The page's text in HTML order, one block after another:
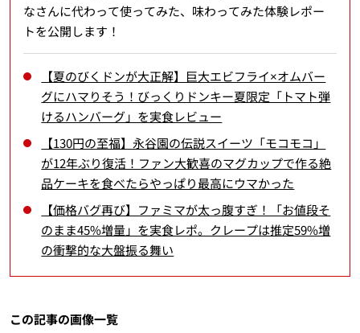
なさんに代わって使ってみた、味わってみた体験レポー
トを公開します！
【夏のびくドンが大正解】巨大エビフライ×オムバー
グにハマりそう！びっくりドンキー夏限定「トマト弾
けるハンバーグ」を実食レビュー
【130円の至福】永谷園の伝説スイーツ「モコモコ」
が12年ぶり復活！ファン大歓喜のマグカップで作る絶
品ケーキを食べたらやっぱり最高にウマかった
【価格バグ再び】ファミマが太っ腹すぎ！「お値段そ
のまま45%増量」を実食レポ。クレープは推定59%増
の衝撃的な大盤振る舞い
この記事の画像一覧